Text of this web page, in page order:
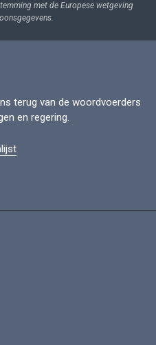
met de Europese wetgeving
terug van de woordvoerders
en regering.